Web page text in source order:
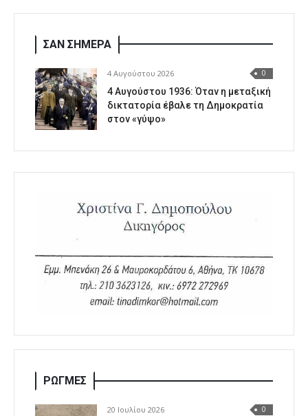
ΣΑΝ ΣΗΜΕΡΑ
4 Αυγούστου 2026 0
4 Αυγούστου 1936: Όταν η μεταξική
δικτατορία έβαλε τη Δημοκρατία
στον «γύψο»
ΡΩΓΜΕΣ
20 Ιουλίου 2026 0